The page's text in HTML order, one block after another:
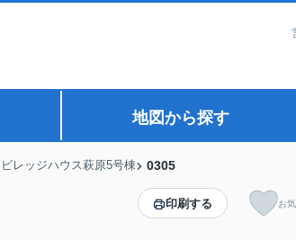
地図から探す
ビレッジハウス萩原5号棟 0305
印刷する お